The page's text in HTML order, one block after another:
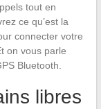
tout en
ce qu’est la
connecter votre
on vous parle
Bluetooth.
libres